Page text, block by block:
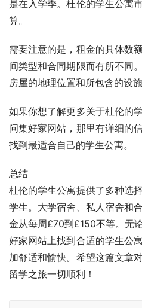
是在入学季。杜伦的学生公寓
算。
需要注意的是，租金的具体数
间类型和合同期限而有所不同
房屋的地理位置和所包含的设施
如果你想了解更多关于杜伦的
问集好家网站，那里有详细的
找到最适合自己的学生公寓。
总结
杜伦的学生公寓提供了多种选
学生。大学宿舍、私人宿舍和
金从每周£70到£150不等。无
好家网站上找到合适的学生公
加舒适和愉快。希望这篇文章
留学之旅一切顺利！